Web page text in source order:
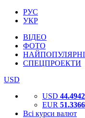
РУС
УКР
ВІДЕО
ФОТО
СПЕЦПРОЕКТИ
USD
USD 44.4942
EUR 51.3366
Всі курси валют